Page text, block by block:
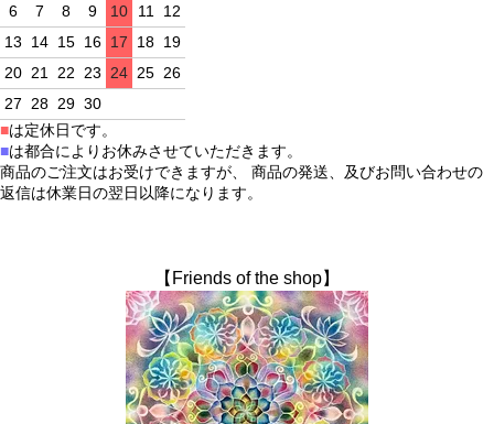
6
7 8 9 10 11
12
13
14 15 16 17 18 19
20 21 22 23 24 25 26
27
28 29 30
■は定休日です。
■は都合によりお休みさせていただきます。
商品のご注文はお受けできますが、 商品の発送、及びお問い合わせの
返信は休業日の翌日以降になります。
【Friends of the shop】